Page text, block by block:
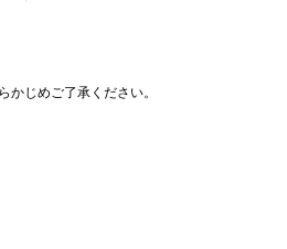
じめご了承ください。